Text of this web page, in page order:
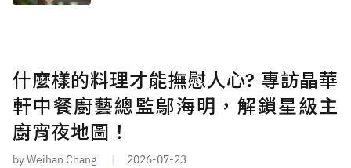
什麼樣的料理才能撫慰人心? 專訪晶華
軒中餐廚藝總監鄔海明，解鎖星級主
廚宵夜地圖！
by Weihan Chang 2026-07-23